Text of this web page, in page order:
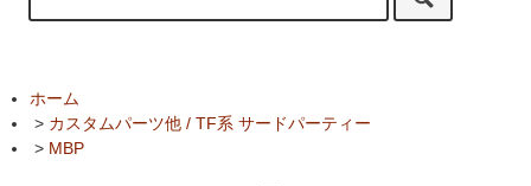
ホーム
> カスタムパーツ他 / TF系 サードパーティー
> MBP